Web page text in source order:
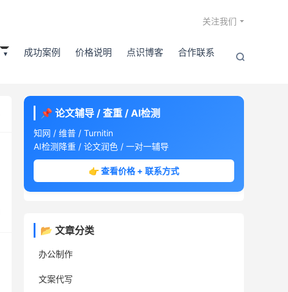
成功案例 价格说明 点识博客 合作联系 
关注我们
📌 论文辅导 / 查重 / AI检测
知网 / 维普 / Turnitin
AI检测降重 / 论文润色 / 一对一辅导
👉 查看价格 + 联系方式
📂 文章分类
办公制作
文案代写